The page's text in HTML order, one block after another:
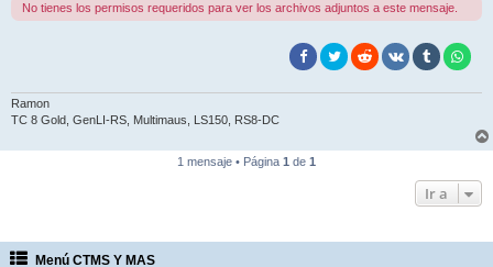
No tienes los permisos requeridos para ver los archivos adjuntos a este mensaje.
Ramon
TC 8 Gold, GenLI-RS, Multimaus, LS150, RS8-DC
1 mensaje • Página 1 de 1
Ir a
Menú CTMS Y MAS